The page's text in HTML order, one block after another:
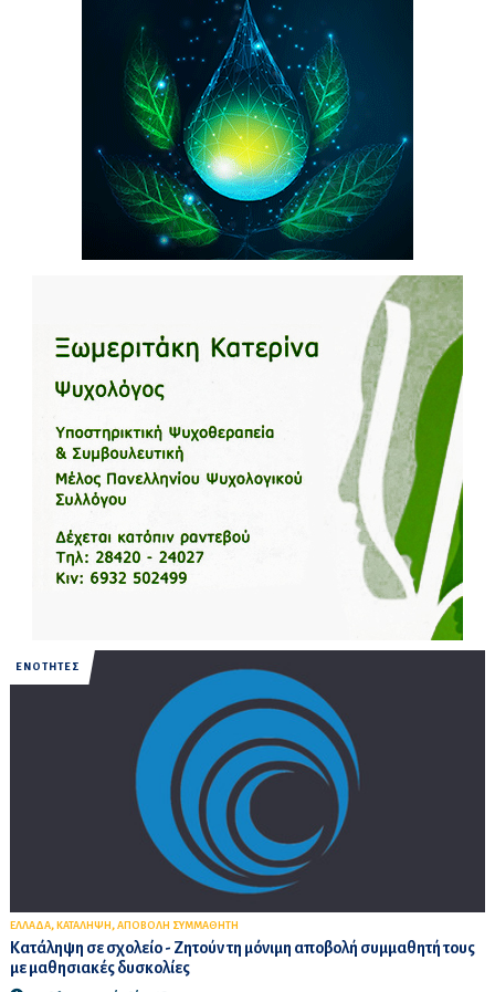
ΕΝΟΤΗΤΕΣ
ΕΛΛΑΔΑ, ΚΑΤΑΛΗΨΗ , ΑΠΟΒΟΛΗ ΣΥΜΜΑΘΗΤΗ
Κατάληψη σε σχολείο - Ζητούν τη μόνιμη αποβολή συμμαθητή τους
με μαθησιακές δυσκολίες